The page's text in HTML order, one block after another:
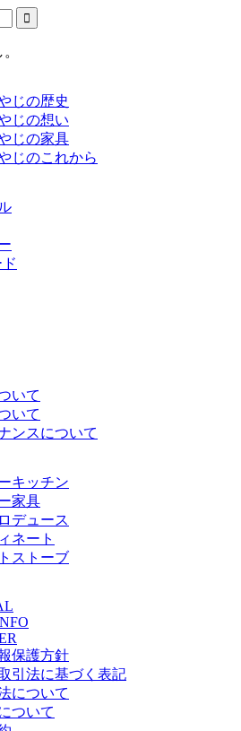
じの歴史
じの想い
じの家具
じのこれから
いて
いて
ンスについて
キッチン
家具
デュース
ネート
ストーブ
保護方針
引法に基づく表記
について
ついて